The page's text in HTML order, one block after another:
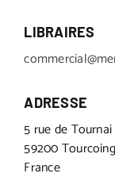
LIBRAIRES
ADRESSE
5 rue de Tournai
59200 Tourcoing
France